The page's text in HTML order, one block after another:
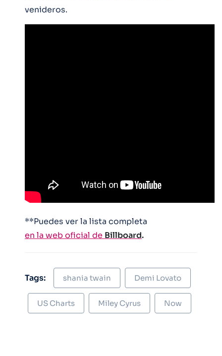
venideros.
**Puedes ver la lista completa
en la web oficial de Billboard.
Tags: shania twain Demi Lovato
US Charts Miley Cyrus Now